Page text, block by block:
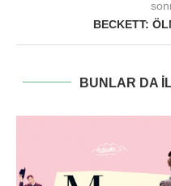
BECKETT:
BUNLAR DA